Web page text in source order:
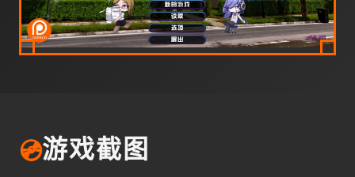
💿游戏截图